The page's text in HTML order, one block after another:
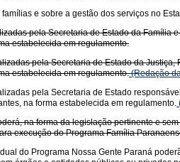
e sobre a gestão dos serviços no
pela Secretaria de Estado da
estabelecida em regulamento.
pela Secretaria de Estado da
estabelecida em regulamento.(Redação
pela Secretaria de Estado
na forma estabelecida em regulamento.
na forma da legislação pertinente e
execução do Programa Família
do Programa Nossa Gente Paraná